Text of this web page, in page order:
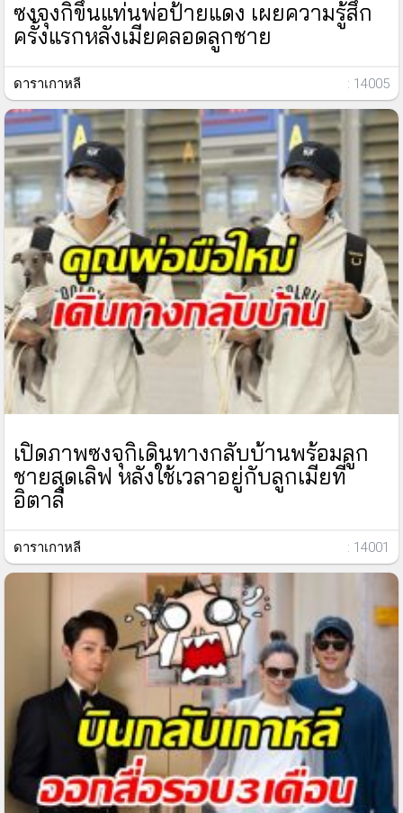
ซงจุงกิขึ้นแท่นพ่อป้ายแดง เผยความรู้สึก
ครั้งแรกหลังเมียคลอดลูกชาย
ดาราเกาหลี : 14005
เปิดภาพซงจุกิเดินทางกลับบ้านพร้อมลูก
ชายสุดเลิฟ หลังใช้เวลาอยู่กับลูกเมียที่
อิตาลี่
ดาราเกาหลี : 14001